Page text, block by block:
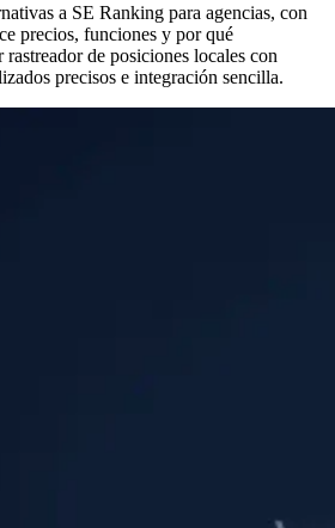
a SE Ranking para agencias, con
precios, funciones y por qué
de posiciones locales con
precisos e integración sencilla.